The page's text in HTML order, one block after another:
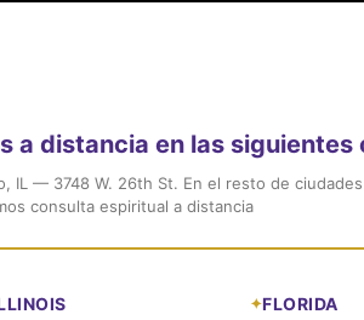
a distancia en las siguientes
IL — 3748 W. 26th St. En el resto de ciudades
consulta espiritual a distancia
FLORIDA